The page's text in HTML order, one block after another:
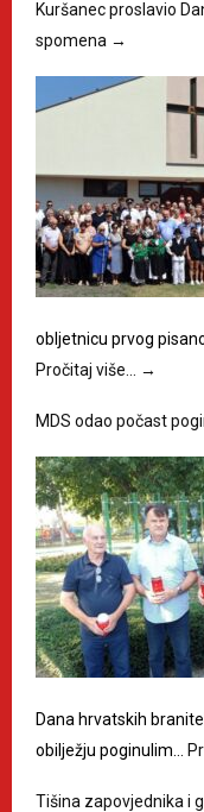
Kuršanec proslavio
spomena →
obljetnicu prvog
Pročitaj više…
→
MDS odao počast
Dana hrvatskih
obilježju poginulim…
Tišina zapovjednika i